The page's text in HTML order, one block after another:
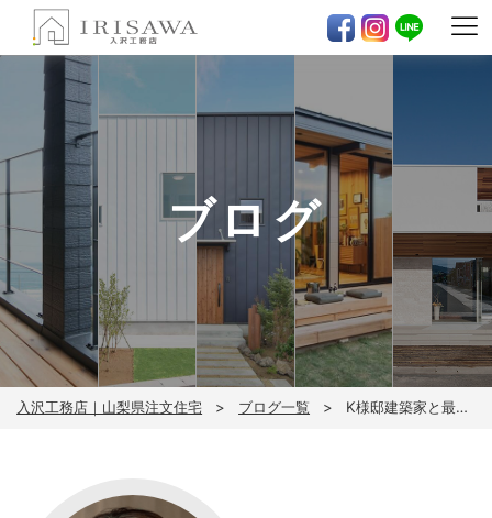
ブログ
入沢工務店｜山梨県注文住宅 ブログ一覧 K様邸建築家と最後の打ち合わせ